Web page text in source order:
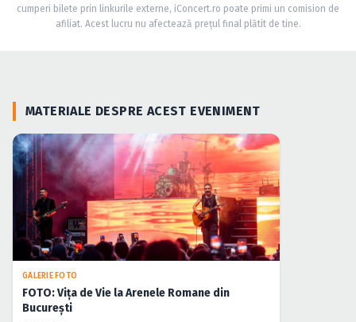
cumperi bilete prin linkurile externe, iConcert.ro poate primi un comision de
afiliat. Acest lucru nu afectează prețul final plătit de tine.
MATERIALE DESPRE ACEST EVENIMENT
GALERIE FOTO
FOTO: Vița de Vie la Arenele Romane din
București